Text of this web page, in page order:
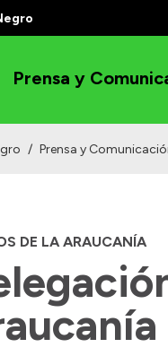
Prensa y
/ Prensa y
DE LA ARAUCANÍA